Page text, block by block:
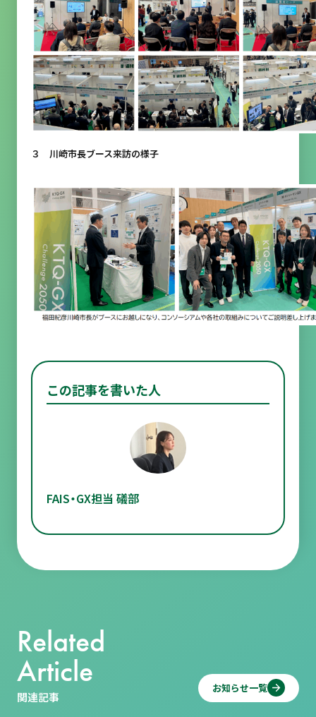
３ 川崎市長ブース来訪の様子
この記事を書いた人
FAIS・GX担当 礒部
Related
Article
関連記事
お知らせ一覧